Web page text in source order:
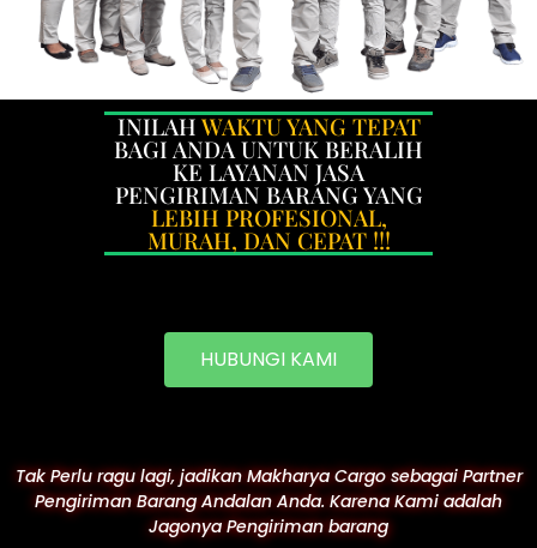
INILAHWAKTU YANG TEPAT
BAGI ANDA UNTUK BERALIH
KE LAYANAN JASA
PENGIRIMAN BARANG YANG
LEBIH PROFESIONAL,
MURAH, DAN CEPAT !!!
HUBUNGI KAMI
Tak Perlu ragu lagi, jadikan Makharya Cargo sebagai Partner
Pengiriman Barang Andalan Anda. Karena Kami adalah
Jagonya Pengiriman barang